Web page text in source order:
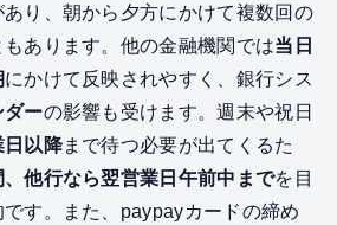
あり、朝から夕方にかけて複数回の
あります。他の金融機関では当日
にかけて反映されやすく、銀行シス
ダーの影響も受けます。週末や祝日
日以降まで待つ必要が出てくるた
他行なら翌営業日午前中までを目
す。また、paypayカードの締め